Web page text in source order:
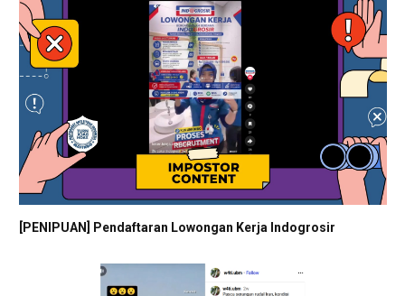
[PENIPUAN] Pendaftaran Lowongan Kerja Indogrosir